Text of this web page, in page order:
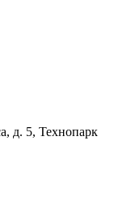
д. 5, Технопарк